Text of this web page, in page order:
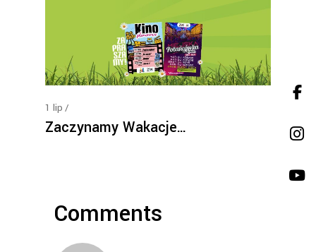
1 lip
Zaczynamy Wakacje…
Comments